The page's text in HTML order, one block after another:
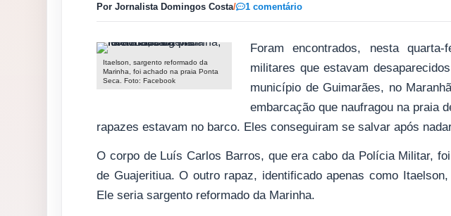
Por Jornalista Domingos Costa/ 1 comentário
Itaelson, sargento reformado da
Marinha, foi achado na praia Ponta
Seca. Foto: Facebook
Foram encontrados, nesta
militares que estavam
município de Guimarães, no
embarcação que naufragou na praia
rapazes estavam no barco. Eles conseguiram se salvar após
O corpo de Luís Carlos Barros, que era cabo da Polícia Militar,
de Guajeritiua. O outro rapaz, identificado apenas como
Ele seria sargento reformado da Marinha.